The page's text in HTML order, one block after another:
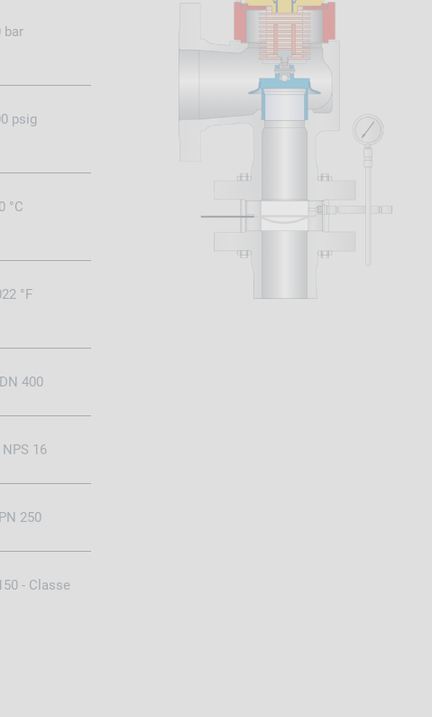
bar
psig
°C
°F
400
16
250
- Classe